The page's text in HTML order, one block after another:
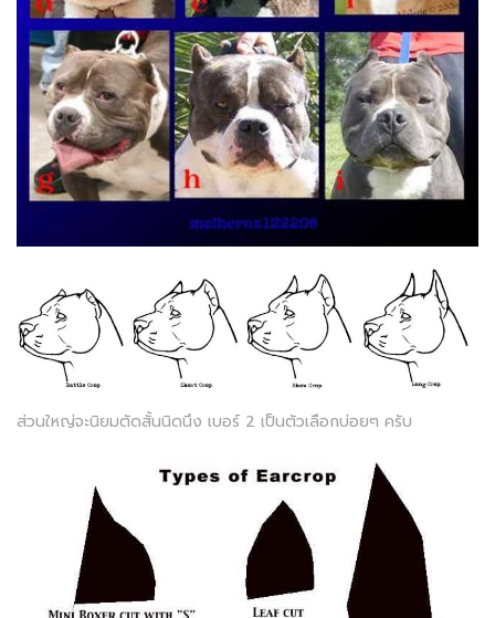
ส่วนใหญ่จะนิยมตัดสั้นนิดนึง เบอร์ 2 เป็นตัวเลือกบ่อยๆ ครับ